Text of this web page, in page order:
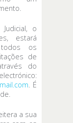
o
estará
os
de
do
. É
a sua